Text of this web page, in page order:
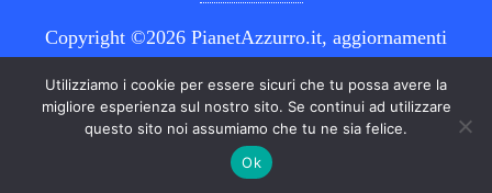
Copyright ©2026 PianetAzzurro.it, aggiornamenti
rights reserved.Powered byWordPress & Designed by
Bizberg Themes
Utilizziamo i cookie per essere sicuri che tu possa avere la
migliore esperienza sul nostro sito. Se continui ad utilizzare
questo sito noi assumiamo che tu ne sia felice.
Ok